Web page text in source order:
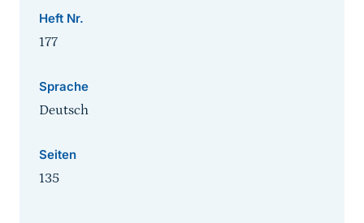
Heft Nr.
177
Sprache
Deutsch
Seiten
135